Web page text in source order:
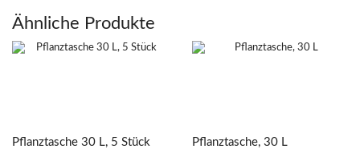
Ähnliche Produkte
Pflanztasche 30 L, 5 Stück Pflanztasche, 30 L